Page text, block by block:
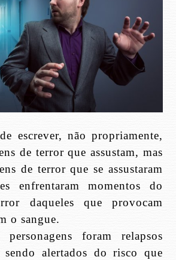
escrever, não propriamente,
de terror que assustam, mas
de terror que se assustaram
enfrentaram momentos do
daqueles que provocam
o sangue.
personagens foram relapsos
sendo alertados do risco que